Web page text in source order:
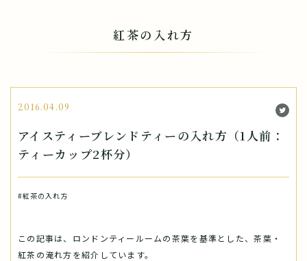
紅茶の入れ方
2016.04.09
アイスティーブレンドティーの入れ方（1人前：
ティーカップ2杯分）
#紅茶の入れ方
この記事は、ロンドンティールームの茶葉を基準とした、茶葉・
紅茶の淹れ方を紹介しています。